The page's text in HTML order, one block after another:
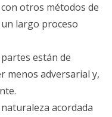
otros métodos de
largo proceso
están de
menos adversarial y,
acordada